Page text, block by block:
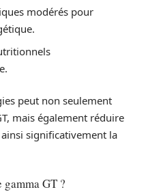
modérés pour
peut non seulement
mais également réduire
significativement la
GT ?